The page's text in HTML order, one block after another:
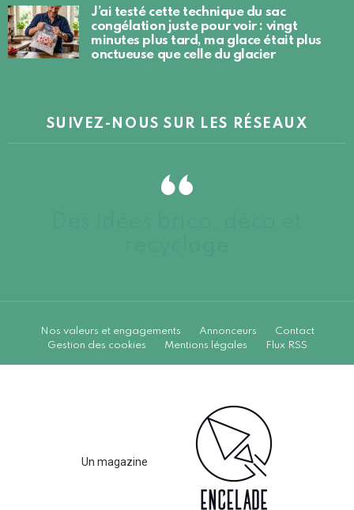
J’ai testé cette technique du sac
congélation juste pour voir : vingt
minutes plus tard, ma glace était plus
onctueuse que celle du glacier
SUIVEZ-NOUS SUR LES RÉSEAUX
Nos valeurs et engagements Annonceurs
Contact
Gestion des cookies
Mentions légales Flux RSS
Un magazine